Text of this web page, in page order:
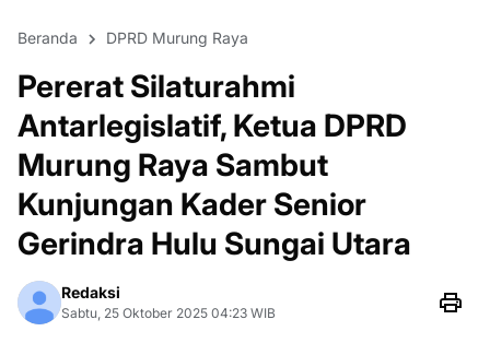
Beranda DPRD Murung Raya
Pererat Silaturahmi
Antarlegislatif, Ketua DPRD
Murung Raya Sambut
Kunjungan Kader Senior
Gerindra Hulu Sungai Utara
Redaksi
Sabtu, 25 Oktober 2025 04:23 WIB